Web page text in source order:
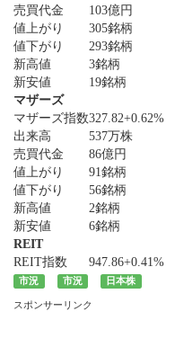
売買代金
103億円
値上がり
305銘柄
値下がり
293銘柄
新高値
3銘柄
新安値
19銘柄
マザーズ
マザーズ指数327.82+0.62%
出来高
537万株
売買代金
86億円
値上がり
91銘柄
値下がり
56銘柄
新高値
2銘柄
新安値
6銘柄
REIT
REIT指数
947.86+0.41%
市況 市況 日本株
スポンサーリンク